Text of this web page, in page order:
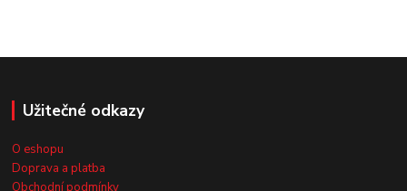
Užitečné odkazy
O eshopu
Doprava a platba
Obchodní podmínky